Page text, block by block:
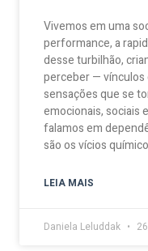
Vivemos em uma
performance, a
desse turbilhão,
perceber — vínculos
sensações que se
emocionais, sociais
falamos em
são os vícios
LEIA MAIS
Daniela Leluddak